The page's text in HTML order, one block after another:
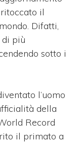
il
Difatti,
di più
sotto i
l’uomo
della
Record
il primato a